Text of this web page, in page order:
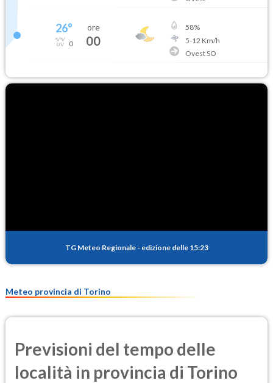
26°
0
ore
00
58%
5-12 Km/h
Ovest SO
TG Meteo Regionale - edizione delle 15:23
Meteo provincia di Torino
Previsioni del tempo delle
località in provincia di Torino